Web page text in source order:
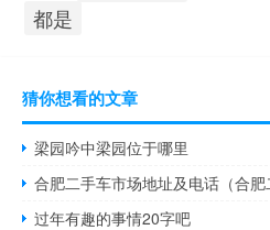
都是
猜你想看的文章
梁园吟中梁园位于哪里
合肥二手车市场地址及电话（合肥
过年有趣的事情20字吧